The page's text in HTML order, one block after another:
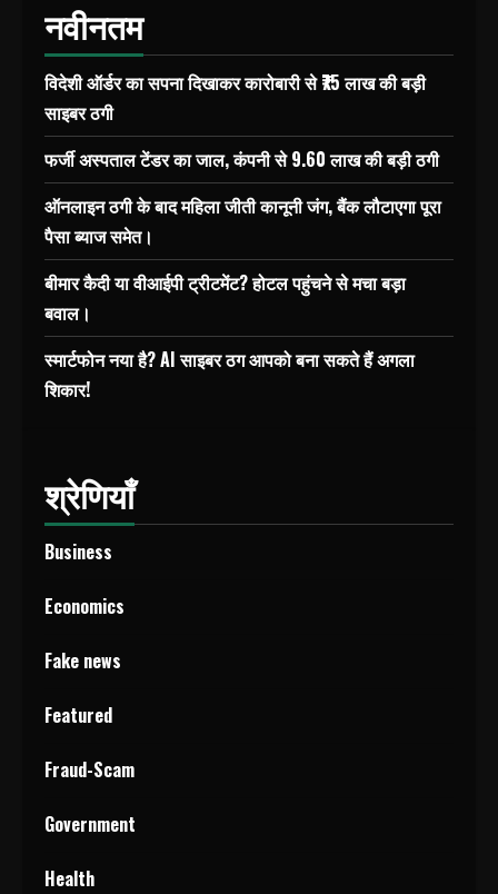
नवीनतम
विदेशी ऑर्डर का सपना दिखाकर कारोबारी से ₹75 लाख की बड़ी
साइबर ठगी
फर्जी अस्पताल टेंडर का जाल, कंपनी से 9.60 लाख की बड़ी ठगी
ऑनलाइन ठगी के बाद महिला जीती कानूनी जंग, बैंक लौटाएगा पूरा
पैसा ब्याज समेत।
बीमार कैदी या वीआईपी ट्रीटमेंट? होटल पहुंचने से मचा बड़ा
बवाल।
स्मार्टफोन नया है? AI साइबर ठग आपको बना सकते हैं अगला
शिकार!
श्रेणियाँ
Business
Economics
Fake news
Featured
Fraud-Scam
Government
Health